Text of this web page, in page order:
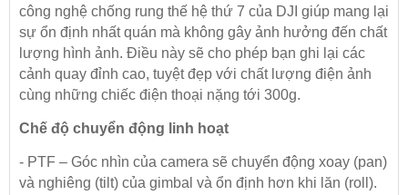
công nghệ chống rung thế hệ thứ 7 của DJI giúp mang lại
sự ổn định nhất quán mà không gây ảnh hưởng đến chất
lượng hình ảnh. Điều này sẽ cho phép bạn ghi lại các
cảnh quay đỉnh cao, tuyệt đẹp với chất lượng điện ảnh
cùng những chiếc điện thoại nặng tới 300g.
Chế độ chuyển động linh hoạt
- PTF – Góc nhìn của camera sẽ chuyển động xoay (pan)
và nghiêng (tilt) của gimbal và ổn định hơn khi lăn (roll).